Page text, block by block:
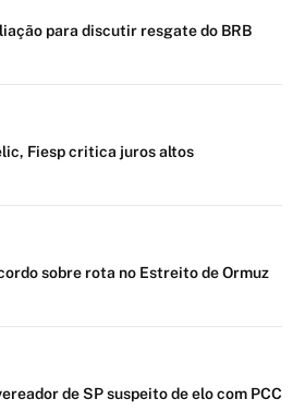
para discutir resgate do BRB
Fiesp critica juros altos
sobre rota no Estreito de Ormuz
de SP suspeito de elo com PCC